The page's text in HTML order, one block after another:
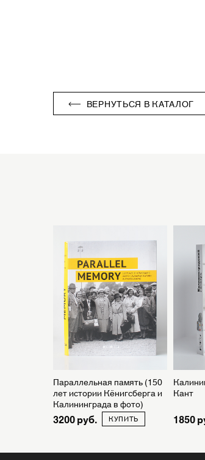
ВЕРНУТЬСЯ В КАТАЛОГ
Параллельная память (150
лет истории Кёнигсберга и
Калининграда в фото)
3200 КУПИТЬ
Кант
1850